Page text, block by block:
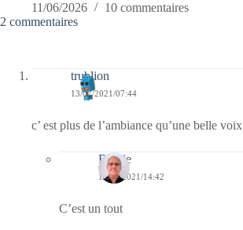
11/06/2026
10 commentaires
2 commentaires
trublion
13/07/2021/07:44
c’ est plus de l’ambiance qu’une belle voix
Bernie
14/07/2021/14:42
C’est un tout